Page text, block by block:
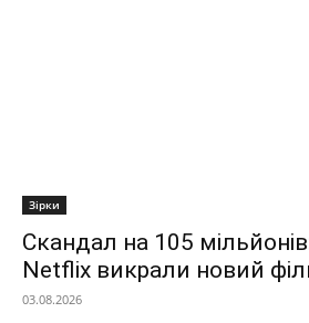
Зірки
Скандал на 105
Netflix викрали новий
03.08.2026